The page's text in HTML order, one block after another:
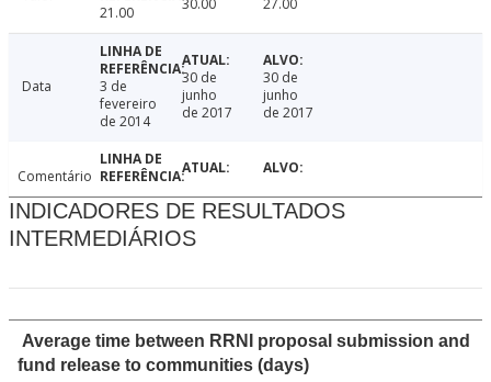
21.00
30.00 27.00
Data
3 de
fevereiro
de 2014
30 de
junho
de 2017
30 de
junho
de 2017
Comentário
INDICADORES DE RESULTADOS
INTERMEDIÁRIOS
Average time between RRNI proposal submission and
fund release to communities (days)